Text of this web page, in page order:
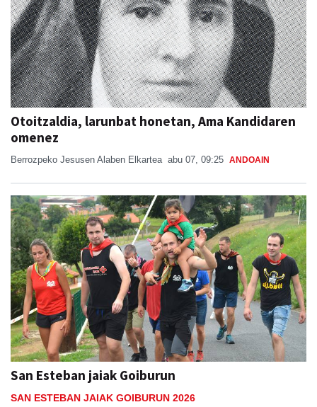
Otoitzaldia, larunbat honetan, Ama Kandidaren
omenez
Berrozpeko Jesusen Alaben Elkartea abu 07, 09:25 ANDOAIN
San Esteban jaiak Goiburun
SAN ESTEBAN JAIAK GOIBURUN 2026